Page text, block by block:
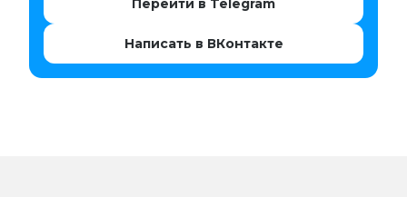
Перейти в Telegram
Написать в ВКонтакте